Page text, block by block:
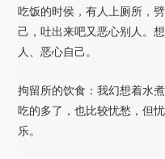
吃饭的时侯，有人上厕所，
己，吐出来吧又恶心别人。
人、恶心自己。
拘留所的饮食：我幻想着水
吃的多了，也比较忧愁，但
乐。